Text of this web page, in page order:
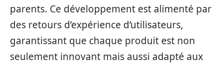
parents. Ce développement est alimenté par
des retours d’expérience d’utilisateurs,
garantissant que chaque produit est non
seulement innovant mais aussi adapté aux